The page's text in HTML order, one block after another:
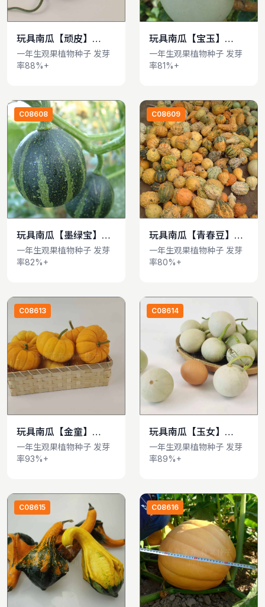
查看详情
玩具南瓜【顽皮】
Cucurbita pepo
var.ovifera
一年生观果植物种子 发芽
率88%+
查看详情
玩具南瓜【宝玉】
Cucurbita pepo
var.ovifera
一年生观果植物种子 发芽
率81%+
C08608
查看详情
玩具南瓜【墨绿宝】
Cucurbita pepo
var.ovifera
一年生观果植物种子 发芽
率82%+
C08609
查看详情
玩具南瓜【青春豆】
Cucurbita pepo
var.ovifera
一年生观果植物种子 发芽
率80%+
C08613
查看详情
玩具南瓜【金童】
Cucurbita pepo
var.ovifera
一年生观果植物种子 发芽
率93%+
C08614
查看详情
玩具南瓜【玉女】
Cucurbita pepo
var.ovifera
一年生观果植物种子 发芽
率89%+
C08615 C08616